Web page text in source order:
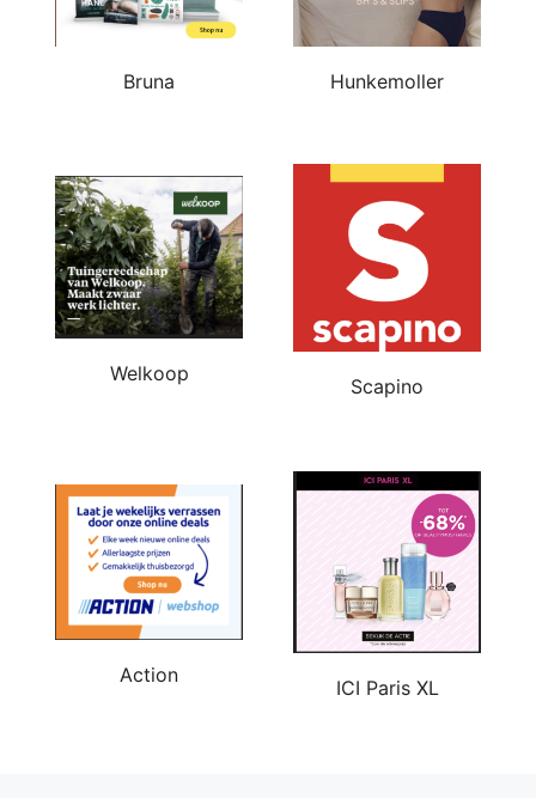
Bruna Hunkemoller
Welkoop
Scapino
Action
ICI Paris XL